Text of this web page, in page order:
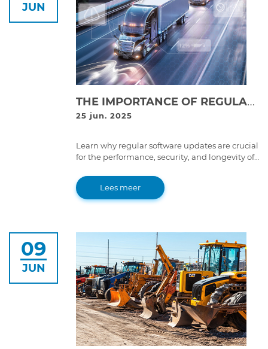
JUN
THE IMPORTANCE OF REGULAR SOFTWARE UPDATES FOR TRUCKS & HEAVY-DUTY MACHINERY: WHY IT MATTERS
25 jun. 2025
Learn why regular software updates are crucial
for the performance, security, and longevity of
improve efficiency and prevent costly
breakdowns.
Lees meer
09
JUN